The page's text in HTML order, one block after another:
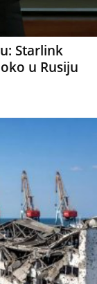
Starlink
u Rusiju